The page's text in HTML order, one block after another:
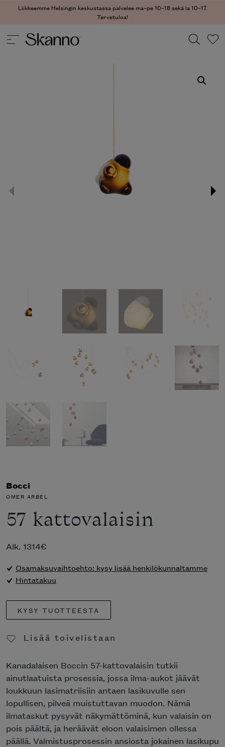
Liikkeemme Helsingin keskustassa palvelee ma–pe 10–18 sekä la 10–17.
Tervetuloa!
Bocci
OMER ARBEL
57 kattovalaisin
Alk. 1314€
Osamaksuvaihtoehto: kysy lisää henkilökunnaltamme
Hintatakuu
KYSY TUOTTEESTA
Lisää toivelistaan
Kanadalaisen Boccin 57-kattovalaisin tutkii
ainutlaatuista prosessia, jossa ilma-aukot jäävät
loukkuun lasimatriisiin antaen lasikuvulle sen
lopullisen, pilveä muistuttavan muodon. Nämä
ilmataskut pysyvät näkymättöminä, kun valaisin on
pois päältä, ja heräävät eloon valaisimen ollessa
päällä. Valmistusprosessin ansiosta jokainen lasikupu